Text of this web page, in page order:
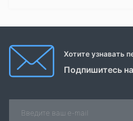
Хотите узнавать
Подпишитесь